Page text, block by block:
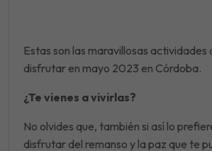
Estas son las maravillosas actividades
disfrutar en mayo 2023 en Córdoba.
¿Te vienes a vivirlas?
No olvides que, también si así lo
disfrutar del remanso y la paz que te